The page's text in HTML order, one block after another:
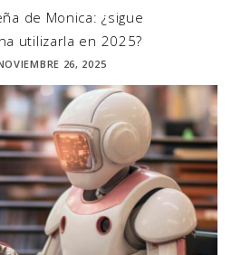
de Monica: ¿sigue
utilizarla en 2025?
26, 2025